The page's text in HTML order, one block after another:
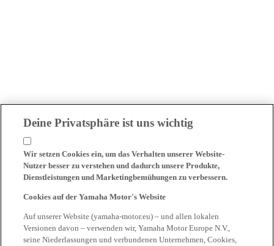
Deine Privatsphäre ist uns wichtig
Wir setzen Cookies ein, um das Verhalten unserer Website-
Nutzer besser zu verstehen und dadurch unsere Produkte,
Dienstleistungen und Marketingbemühungen zu verbessern.
Cookies auf der Yamaha Motor's Website
Auf unserer Website (yamaha-motor.eu) – und allen lokalen
Versionen davon – verwenden wir, Yamaha Motor Europe N.V.,
seine Niederlassungen und verbundenen Unternehmen, Cookies,